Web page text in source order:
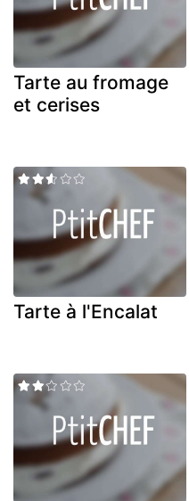
Tarte au fromage
et cerises
Tarte à l'Encalat